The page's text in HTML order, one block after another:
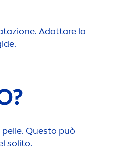
Adattare la
Questo può
solito.